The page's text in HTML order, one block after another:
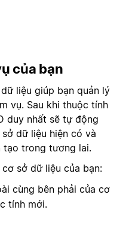
của bạn
liệu giúp bạn quản lý
vụ. Sau khi thuộc tính
duy nhất sẽ tự động
dữ liệu hiện có và
tạo trong tương lai.
sở dữ liệu của bạn:
cùng bên phải của cơ
tính mới.